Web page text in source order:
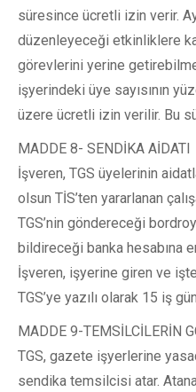
süresince ücretli izin verir.
düzenleyeceği etkinliklere
görevlerini yerine
işyerindeki üye sayısının
üzere ücretli izin verilir. Bu
MADDE 8- SENDİKA AİDATI
İşveren, TGS üyelerinin
olsun TİS’ten yararlanan
TGS’nin göndereceği
bildireceği banka hesabına
İşveren, işyerine giren ve
TGS’ye yazılı olarak 15 iş
MADDE 9-TEMSİLCİLERİN
TGS, gazete işyerlerine
sendika temsilcisi atar.